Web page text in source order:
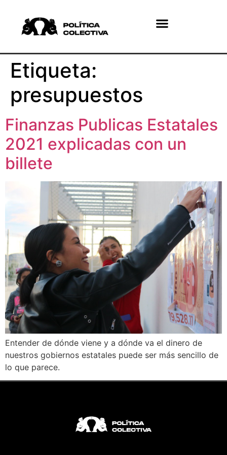
Etiqueta:
presupuestos
Finanzas Publicas Estatales
2021 explicadas con un
billete
Entender de dónde viene y a dónde va el dinero de
nuestros gobiernos estatales puede ser más sencillo de
lo que parece.